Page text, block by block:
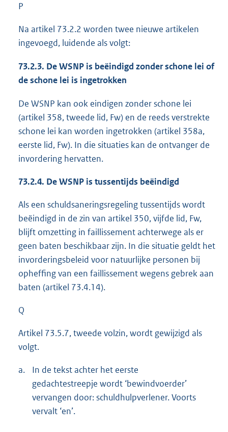
P
Na artikel 73.2.2 worden twee nieuwe artikelen
ingevoegd, luidende als volgt:
73.2.3. De WSNP is beëindigd zonder schone lei of
de schone lei is ingetrokken
De WSNP kan ook eindigen zonder schone lei
(artikel 358, tweede lid, Fw) en de reeds verstrekte
schone lei kan worden ingetrokken (artikel 358a,
eerste lid, Fw). In die situaties kan de ontvanger de
invordering hervatten.
73.2.4. De WSNP is tussentijds beëindigd
Als een schuldsaneringsregeling tussentijds wordt
beëindigd in de zin van artikel 350, vijfde lid, Fw,
blijft omzetting in faillissement achterwege als er
geen baten beschikbaar zijn. In die situatie geldt het
invorderingsbeleid voor natuurlijke personen bij
opheffing van een faillissement wegens gebrek aan
baten (artikel 73.4.14).
Q
Artikel 73.5.7, tweede volzin, wordt gewijzigd als
volgt.
a.
In de tekst achter het eerste
gedachtestreepje wordt ‘bewindvoerder’
vervangen door: schuldhulpverlener. Voorts
vervalt ‘en’.